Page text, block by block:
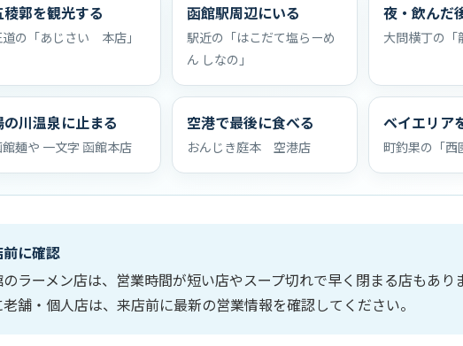
稜郭を観光する
道の「あじさい 本店」
函館駅周辺にいる
駅近の「はこだて塩らーめ
ん しなの」
夜・飲んだ
大問横丁の「
の川温泉に止まる
麺や 一文字 函館本店
空港で最後に食べる
おんじき庭本 空港店
ベイエリア
町釣果の「西
に確認
のラーメン店は、営業時間が短い店やスープ切れで早く閉まる店もあり
舗・個人店は、来店前に最新の営業情報を確認してください。